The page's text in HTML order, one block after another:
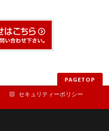
PAGETOP
セキュリティーポリシー